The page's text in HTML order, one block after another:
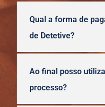
Qual a forma de
de Detetive?
Ao final posso
processo?